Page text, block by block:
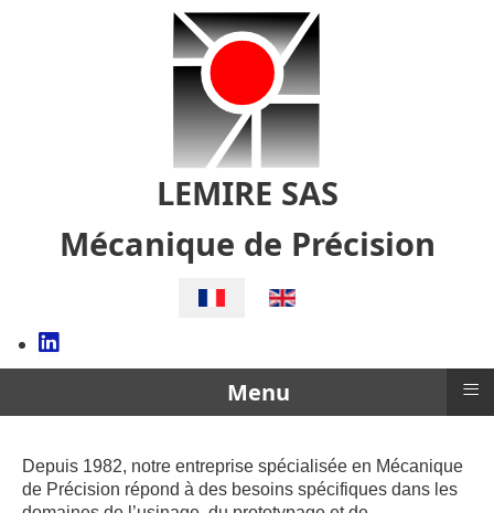
LEMIRE SAS
Mécanique de Précision
Sélectionnez votre langue
Menu ≡
Depuis 1982, notre entreprise spécialisée en Mécanique
de Précision répond à des besoins spécifiques dans les